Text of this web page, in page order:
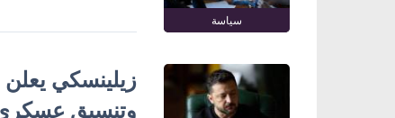
سياسة
زيلينسكي
وتنسيق